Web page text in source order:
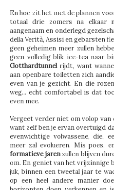
En hoe zit het met de plannen
totaal drie zomers na elkaar
aangenaam en onderlegd
della Verità, Assisi en gebarsten
geen geheimen meer zullen
geen volledig blik ice-tea naar
Gotthardtunnel rijdt, want
aan openbare toiletten zich
even van je gezicht. En die
weg... echt comfortabel is dat
even mee.
Vergeet verder niet om volop van
want zelf ben je ervan overtuigd
evenwichtige volwassene, die,
meer zal evolueren. Mis poes,
formatieve jarenzullen blijven
om. En geniet van het vrijzinnige
juk, binnen een tweetal jaar te
op een heel andere manier